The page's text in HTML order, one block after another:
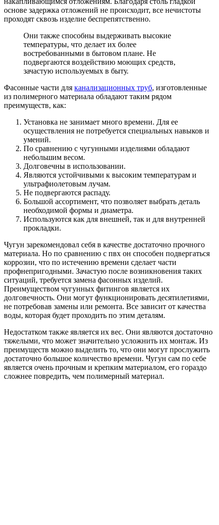
основе задержка отложений не происходит, все нечистоты
проходят сквозь изделие беспрепятственно.
Они также способны выдерживать высокие
температуры, что делает их более
востребованными в бытовом плане. Не
подвергаются воздействию моющих средств,
зачастую используемых в быту.
Фасонные части для канализационных труб, изготовленные
из полимерного материала обладают таким рядом
преимуществ, как:
Установка не занимает много времени. Для ее
осуществления не потребуется специальных навыков и
умений.
По сравнению с чугунными изделиями обладают
небольшим весом.
Долговечны в использовании.
Являются устойчивыми к высоким температурам и
ультрафиолетовым лучам.
Не подвергаются распаду.
Большой ассортимент, что позволяет выбрать деталь
необходимой формы и диаметра.
Используются как для внешней, так и для внутренней
прокладки.
Чугун зарекомендовал себя в качестве достаточно прочного
материала. Но по сравнению с пвх он способен подвергаться
коррозии, что по истечению времени сделает части
профнепригодными. Зачастую после возникновения таких
ситуаций, требуется замена фасонных изделий.
Преимуществом чугунных фитингов является их
долговечность. Они могут функционировать десятилетиями,
не потребовав замены или ремонта. Все зависит от качества
воды, которая будет проходить по этим деталям.
Недостатком также является их вес. Они являются достаточно
тяжелыми, что может значительно усложнить их монтаж. Из
преимуществ можно выделить то, что они могут прослужить
достаточно большое количество времени. Чугун сам по себе
является очень прочным и крепким материалом, его гораздо
сложнее повредить, чем полимерный материал.